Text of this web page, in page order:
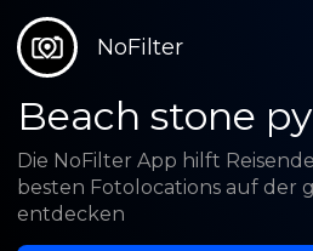
NoFilter
Beach stone
Die NoFilter App hilft
besten Fotolocations auf der
entdecken